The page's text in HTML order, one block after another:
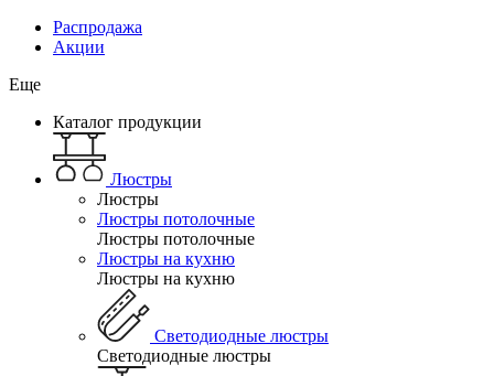
Распродажа
Акции
Еще
Каталог продукции
Люстры
Люстры
Люстры потолочные
Люстры потолочные
Люстры на кухню
Люстры на кухню
Светодиодные люстры
Светодиодные люстры